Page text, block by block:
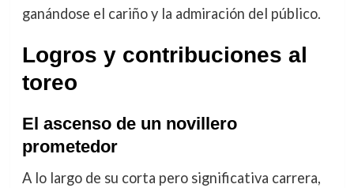
ganándose el cariño y la admiración del público.
Logros y contribuciones al
toreo
El ascenso de un novillero
prometedor
A lo largo de su corta pero significativa carrera,